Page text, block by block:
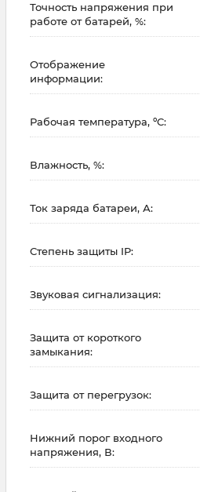
Точность напряжения при
работе от батарей, %:
Отображение
информации:
Рабочая температура, ºC:
Влажность, %:
Ток заряда батареи, А:
Степень защиты IP:
Звуковая сигнализация:
Защита от короткого
замыкания:
Защита от перегрузок:
Нижний порог входного
напряжения, В: